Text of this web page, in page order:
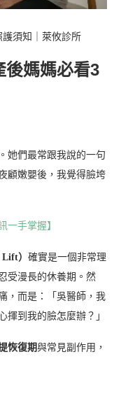
須知｜萊攸診所
後媽媽必看3
她們最常跟我說的一句
顧嫩嬰後，我覺得臉垮
一手掌握】
） 確實是一個非常理
受漫長的休養期。然
，而是：「吳醫師，我
揮到我的臉怎麼辦？」
恢復期與常見副作用，